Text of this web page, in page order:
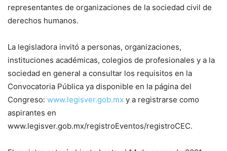
representantes de organizaciones de la sociedad civil de
derechos humanos.
La legisladora invitó a personas, organizaciones,
instituciones académicas, colegios de profesionales y a la
sociedad en general a consultar los requisitos en la
Convocatoria Pública ya disponible en la página del
Congreso: www.legisver.gob.mx y a registrarse como
aspirantes en
www.legisver.gob.mx/registroEventos/registroCEC.